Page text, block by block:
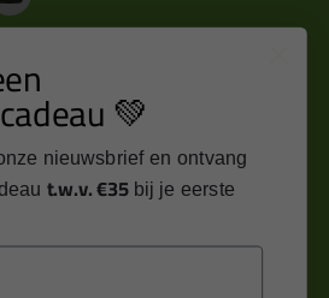
deals rechtstreeks in je
💚
nieuwsbrief en ontvang
t.w.v. €35 bij je eerste